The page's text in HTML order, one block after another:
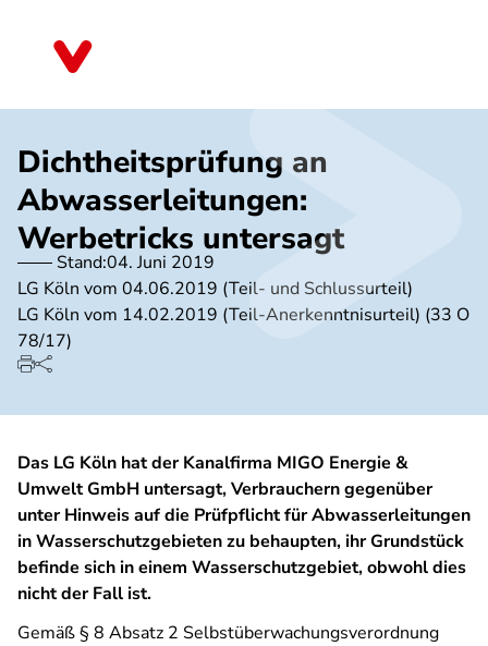
Dichtheitsprüfung an
Abwasserleitungen:
Werbetricks untersagt
Stand:04. Juni 2019
LG Köln vom 04.06.2019 (Teil- und Schlussurteil)
LG Köln vom 14.02.2019 (Teil-Anerkenntnisurteil) (33 O
78/17)
Das LG Köln hat der Kanalfirma MIGO Energie &
Umwelt GmbH untersagt, Verbrauchern gegenüber
unter Hinweis auf die Prüfpflicht für Abwasserleitungen
in Wasserschutzgebieten zu behaupten, ihr Grundstück
befinde sich in einem Wasserschutzgebiet, obwohl dies
nicht der Fall ist.
Gemäß § 8 Absatz 2 Selbstüberwachungsverordnung